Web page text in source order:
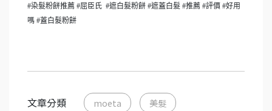
#染髮粉餅推薦 #屈臣氏 #遮白髮粉餅 #遮蓋白髮 #推薦 #評價 #好用
嗎 #蓋白髮粉餅
文章分類 moeta 美髮